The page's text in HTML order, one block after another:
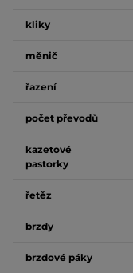
kliky
měnič
řazení
počet převodů
kazetové
pastorky
řetěz
brzdy
brzdové páky